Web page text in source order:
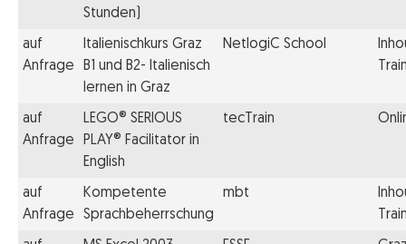
Stunden)
auf
Anfrage
Italienischkurs Graz
B1 und B2- Italienisch
lernen in Graz
NetlogiC School
auf
Anfrage
LEGO® SERIOUS
PLAY® Facilitator in
English
tecTrain
auf
Anfrage
Kompetente
Sprachbeherrschung
mbt